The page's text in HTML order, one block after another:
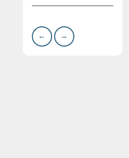
προσληπτέων και
της προκήρυξης
ΣΟΧ 3/2026 του
Δήμου Χανίων
← →